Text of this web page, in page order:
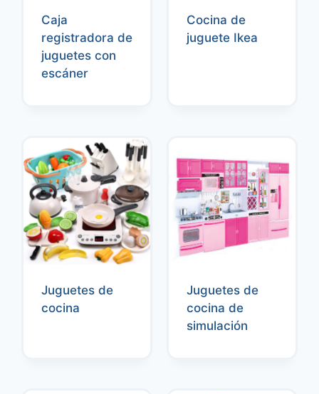
Caja
registradora de
juguetes con
escáner
Cocina de
juguete Ikea
Juguetes de
cocina
Juguetes de
cocina de
simulación